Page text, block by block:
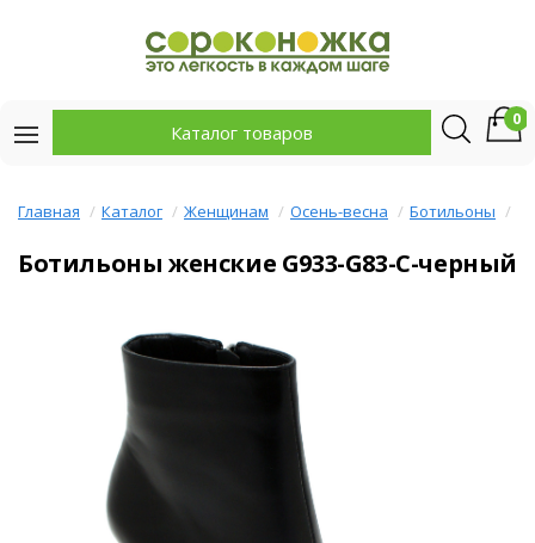
Каталог товаров
0
Главная Каталог Женщинам Осень-весна Ботильоны
Ботильоны женские G933-G83-C-черный